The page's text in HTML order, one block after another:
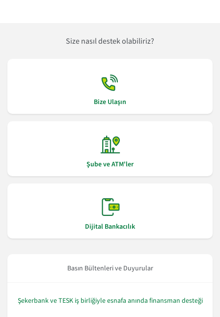
Size nasıl destek olabiliriz?
Bize Ulaşın
Şube ve ATM'ler
Dijital Bankacılık
Basın Bültenleri ve Duyurular
Şekerbank ve TESK iş birliğiyle esnafa anında finansman desteği